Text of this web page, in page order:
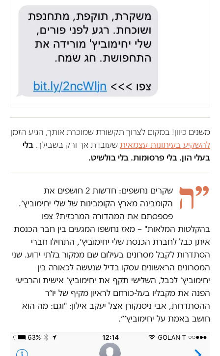
משנים כיוון! במקום לצרוך תקשורת שמוכרת אותך, הגיע הזמן
להשקיע בעיתונות עצמאיתשעובדת אך ורק בשבילך. בלי
בעלי הון. בלי פרסומות. בלי בולשיט.
״ה
שקרים נחשפים: חדשות 2 חושפים את
הקומבינה מארץ הקומבינות של שלי יחימוביץ׳.
פספסתם את המהדורה המרכזית? צפו
בהקלטות המלאות" – מאז נחשפו המגעים בין חבר הכנסת
איתן כבל לחברת הכנסת שלי יחימוביץ׳, התחילו חברי
הסתדרות לקבל מסרונים בעילום שם ממקור בלתי ידוע. שני
המסרונים הראשונים עסקו בדיל שנעשה לכאורה בין
יחימוביץ׳ לכבל, השלישי תקף את יחימוביץ׳ אישית והרביעי
הפנה את מקבליו בעל-כורחם לראיון מקיף של יו״ר
ההסתדרות, אבי ניסנקורן אצל יעקב אילון: "וגם: מה הוא
חושב באמת על יחימוביץ׳״.